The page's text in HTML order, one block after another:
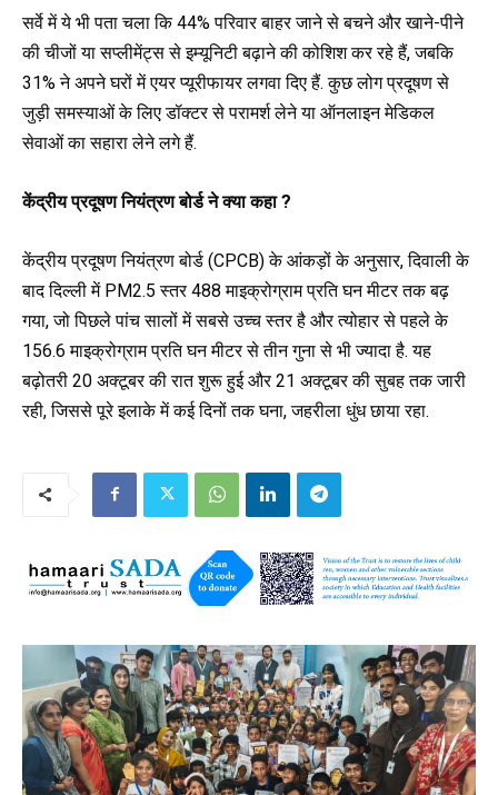
सर्वे में ये भी पता चला कि 44% परिवार बाहरजाने सेबचने और खाने-पीने
की चीजों या सप्लीमेंट्स से इम्यूनिटी बढ़ाने की कोशिश कर रहे हैं, जबकि
31% ने अपने घरों में एयर प्यूरीफायर लगवा दिए हैं. कुछ लोग प्रदूषण से
जुड़ी समस्याओं के लिए डॉक्टर से परामर्श लेने या ऑनलाइन मेडिकल
सेवाओं का सहारा लेने लगे हैं.
केंद्रीय प्रदूषण नियंत्रण बोर्ड ने क्या कहा ?
केंद्रीय प्रदूषण नियंत्रण बोर्ड (CPCB)के आंकड़ों के अनुसार, दिवाली के
बाद दिल्ली में PM2.5स्तर 488 माइक्रोग्राम प्रति घन मीटर तक बढ़
गया, जो पिछले पांच सालों में सबसे उच्च स्तर है और त्योहार से पहले के
156.6 माइक्रोग्राम प्रति घन मीटर से तीन गुना से भी ज्यादा है. यह
बढ़ोतरी 20 अक्टूबर की रात शुरू हुई और 21 अक्टूबर की सुबह तक जारी
रही, जिससे पूरे इलाके में कई दिनों तक घना, जहरीला धुंध छाया रहा.